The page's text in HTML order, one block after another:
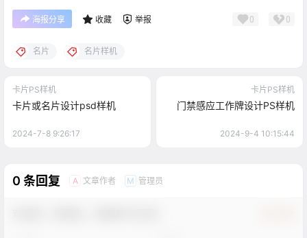
海报分享 收藏 举报 0 0
名片 名片样机
卡片PS样机
卡片或名片设计psd样机
2024-7-8 9:26:17
卡片PS样机
门禁感应工作牌设计PS样机
2024-9-4 10:15:44
0 条回复 A 文章作者 M 管理员